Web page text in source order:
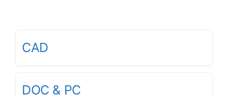
CAD
DOC & PC